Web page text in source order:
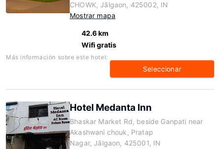
CHOWK, Jālgaon, 425002, IN
Mostrar mapa
42.6 km
Wifi gratis
Más información sobre este hotel:
Seleccionar
Hotel Medanta Inn
Bhaskar Market Rd, beside Ganpati near
Akashwani chouk, Pratap
Nagar, Jālgaon, 425001, IN